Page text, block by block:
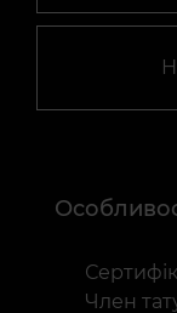
Член